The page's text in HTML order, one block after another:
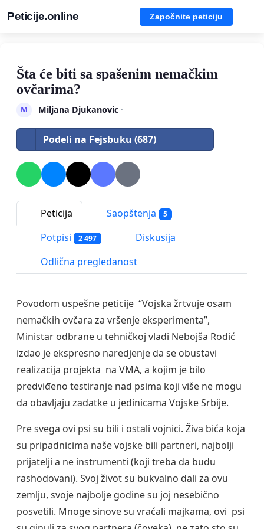
Peticije.online Započnite peticiju
Šta će biti sa spašenim nemačkim
ovčarima?
M Miljana Djukanovic·
Podeli na Fejsbuku (687)
Peticija Saopštenja 5
Potpisi 2 497
Diskusija
Odlična pregledanost
Povodom uspešne peticije “Vojska žrtvuje osam
nemačkih ovčara za vršenje eksperimenta”,
Ministar odbrane u tehničkoj vladi Nebojša Rodić
izdao je ekspresno naredjenje da se obustavi
realizacija projekta na VMA, a kojim je bilo
predviđeno testiranje nad psima koji više ne mogu
da obavljaju zadatke u jedinicama Vojske Srbije.
Pre svega ovi psi su bili i ostali vojnici. Živa bića koja
su pripadnicima naše vojske bili partneri, najbolji
prijatelji a ne instrumenti (koji treba da budu
rashodovani). Svoj život su bukvalno dali za ovu
zemlju, svoje najbolje godine su joj nesebično
posvetili. Mnoge sinove su vraćali majkama, ovi psi